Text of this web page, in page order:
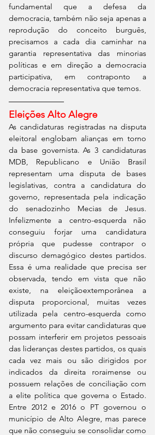
fundamental que a defesa da
democracia, também não seja apenas a
reprodução do conceito burguês,
precisamos a cada dia caminhar na
garantia representativa das minorias
políticas e em direção a democracia
participativa, em contraponto a
democracia representativa que temos.
Eleições Alto Alegre
As candidaturas registradas na disputa
eleitoral englobam alianças em torno
da base governista. As 3 candidaturas
MDB, Republicano e União Brasil
representam uma disputa de bases
legislativas, contra a candidatura do
governo, representada pela indicação
do senadozinho Mecias de Jesus.
Infelizmente a centro-esquerda não
conseguiu forjar uma candidatura
própria que pudesse contrapor o
discurso demagógico destes partidos.
Essa é uma realidade que precisa ser
observada, tendo em vista que não
existe, na eleiçãoextemporânea a
disputa proporcional, muitas vezes
utilizada pela centro-esquerda como
argumento para evitar candidaturas que
possam interferir em projetos pessoais
das lideranças destes partidos, os quais
cada vez mais ou são dirigidos por
indicados da direita roraimense ou
possuem relações de conciliação com
a elite política que governa o Estado.
Entre 2012 e 2016 o PT governou o
município de Alto Alegre, mas parece
que não conseguiu se consolidar como